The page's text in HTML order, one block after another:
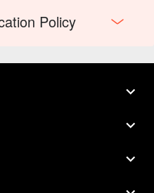
Policy